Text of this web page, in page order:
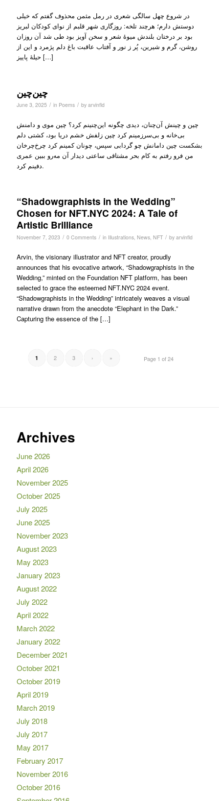
در شروع چهل سالگی شعری در رمل مثمن محذوف گفتم که خیلی
دوستش دارم؛ هرچند تلخه: روزگاری شهر قلبم از نوای کودکان لبریز
بود بر درختان بلندش میوهٔ شعر و سخن آویز بود طی شد آن روزان
روشن، گرم و شیرین، پُر ز نور و آفتاب عاقبت باغ دلم پژمرد و این از
حیلهٔ پاییز […]
چین‌چین
June 3, 2025 / in Poems / by arvinfld
چین و چینش آن‌چنان، دیدی ‌چگونه این‌چنینم کرد؟ ‏چین موی و دامنش
بی‌خانه و بی‌سرزمینم کرد ‏چین زلفش خشم دریا بود، کشتی دلم
بشکست ‏چین دامانش چو گردابی سپس، چونان کمینم کرد ‏چرخ‌چرخان
من فرو رفتم به کام بحر ‌مشتاقی ‏ساعتی دیدار آن مه‌رو ببین عمری
دفینم کرد.
“Shadowgraphists in the Wedding”
Chosen for NFT.NYC 2024: A Tale of
Artistic Brilliance
November 7, 2023 / 0 Comments / in Illustrations, News, NFT / by arvinfld
Arvin, the visionary illustrator and NFT creator, proudly
announces that his evocative artwork, “Shadowgraphists in the
Wedding,” minted on the Foundation NFT platform, has been
selected to grace the esteemed NFT.NYC 2024 event.
“Shadowgraphists in the Wedding” intricately weaves a visual
narrative drawn from the anecdote “Elephant in the Dark.”
Capturing the essence of the […]
Page 1 of 24
1 2 3 › »
Archives
June 2026
April 2026
November 2025
October 2025
July 2025
June 2025
November 2023
August 2023
May 2023
January 2023
August 2022
July 2022
April 2022
March 2022
January 2022
December 2021
October 2021
October 2019
April 2019
March 2019
July 2018
July 2017
May 2017
February 2017
November 2016
October 2016